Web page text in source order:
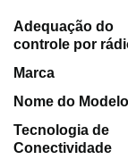
Adequação do
controle por
Marca
Nome do Modelo
Tecnologia de
Conectividade